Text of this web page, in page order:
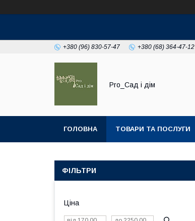
+380 (96) 830-57-47 +380 (68) 364-47-12
Pro_Сад і дім
ГОЛОВНА ТОВАРИ ТА ПОСЛУГИ
ФІЛЬТРИ
Ціна